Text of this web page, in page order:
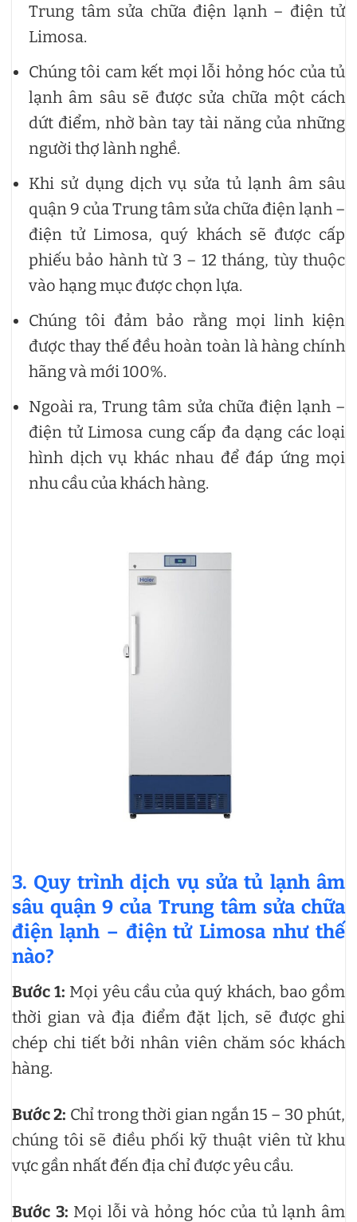
Trung tâm sửa chữa điện lạnh – điện tử
Limosa.
Chúng tôi cam kết mọi lỗi hỏng hóc của tủ
lạnh âm sâu sẽ được sửa chữa một cách
dứt điểm, nhờ bàn tay tài năng của những
người thợ lành nghề.
Khi sử dụng dịch vụ sửa tủ lạnh âm sâu
quận 9 của Trung tâm sửa chữa điện lạnh –
điện tử Limosa, quý khách sẽ được cấp
phiếu bảo hành từ 3 – 12 tháng, tùy thuộc
vào hạng mục được chọn lựa.
Chúng tôi đảm bảo rằng mọi linh kiện
được thay thế đều hoàn toàn là hàng chính
hãng và mới 100%.
Ngoài ra, Trung tâm sửa chữa điện lạnh –
điện tử Limosa cung cấp đa dạng các loại
hình dịch vụ khác nhau để đáp ứng mọi
nhu cầu của khách hàng.
3. Quy trình dịch vụ sửa tủ lạnh âm
sâu quận 9 của Trung tâm sửa chữa
điện lạnh – điện tử Limosa như thế
nào?
Bước 1: Mọi yêu cầu của quý khách, bao gồm
thời gian và địa điểm đặt lịch, sẽ được ghi
chép chi tiết bởi nhân viên chăm sóc khách
hàng.
Bước 2: Chỉ trong thời gian ngắn 15 – 30 phút,
chúng tôi sẽ điều phối kỹ thuật viên từ khu
vực gần nhất đến địa chỉ được yêu cầu.
Bước 3: Mọi lỗi và hỏng hóc của tủ lạnh âm